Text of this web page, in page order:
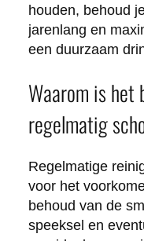
houden, behoud
jarenlang en
een duurzaam
Waarom is het
regelmatig
Regelmatige
voor het
behoud van de
speeksel en